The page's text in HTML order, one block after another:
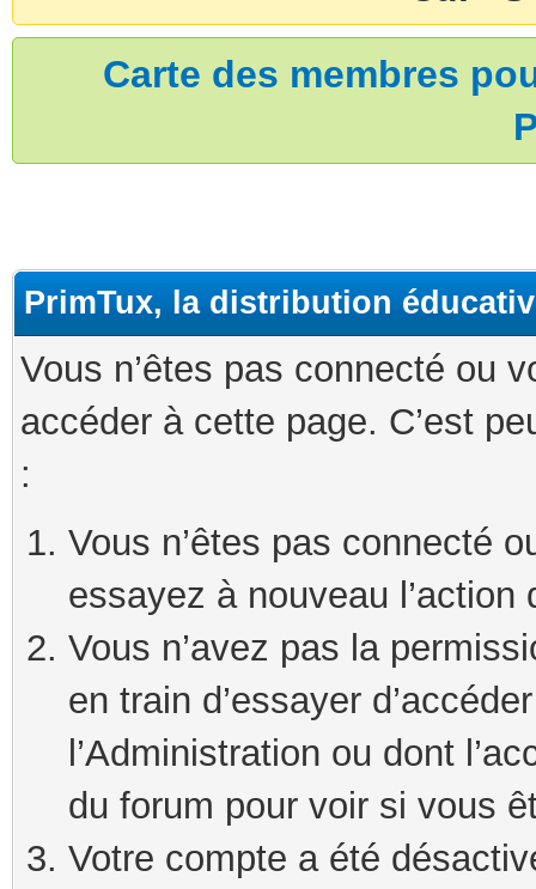
Carte des membres
PrimTux, la distribution
Vous n’êtes pas connecté ou
accéder à cette page. C’est
:
Vous n’êtes pas connecté
essayez à nouveau
Vous n’avez pas la
en train d’essayer
l’Administration ou dont
du forum pour voir si vous
Votre compte a été